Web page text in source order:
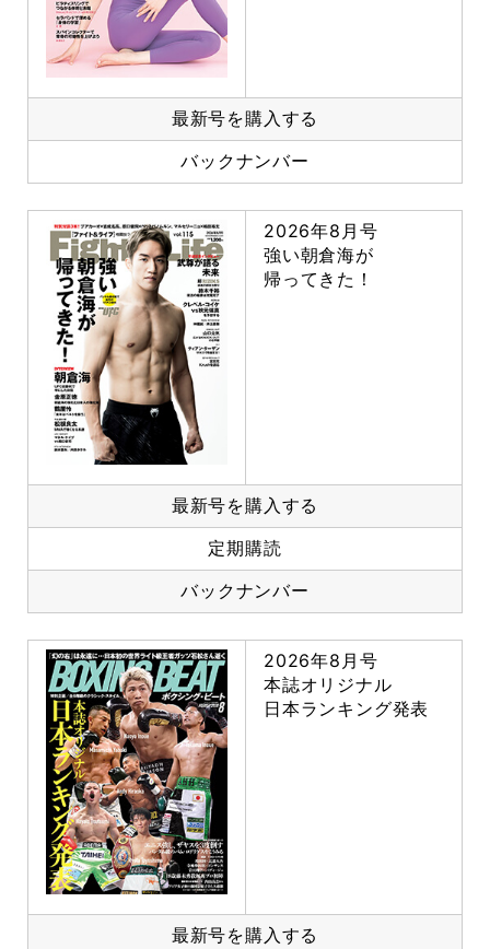
最新号を購入する
バックナンバー
2026年8月号
強い朝倉海が
帰ってきた！
最新号を購入する
定期購読
バックナンバー
2026年8月号
本誌オリジナル
日本ランキング発表
最新号を購入する